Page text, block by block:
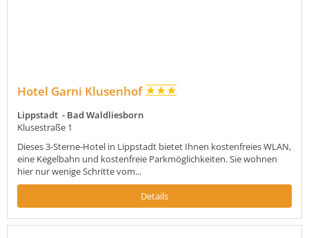
Hotel Garni Klusenhof
Lippstadt - Bad Waldliesborn
Klusestraße 1
Dieses 3-Sterne-Hotel in Lippstadt bietet Ihnen kostenfreies WLAN,
eine Kegelbahn und kostenfreie Parkmöglichkeiten. Sie wohnen
hier nur wenige Schritte vom...
Details